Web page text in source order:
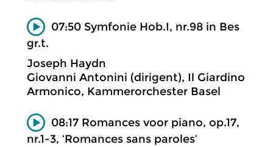
07:50 Symfonie Hob.I, nr.98 in Bes
gr.t.
Joseph Haydn
Giovanni Antonini (dirigent), Il Giardino
Armonico, Kammerorchester Basel
08:17 Romances voor piano, op.17,
nr.1-3, ‘Romances sans paroles’